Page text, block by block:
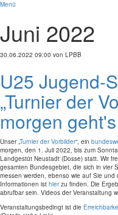
Menü
Juni 2022
30.06.2022 09:00 von LPBB
U25 Jugend-
„Turnier der
morgen
Unser „Turnier der Vorbilder“, ein
morgen, den 1. Juli 2022, bis zum
Landgestüt Neustadt (Dosse) statt. Wir
gesamten Bundesgebiet, die sich in vier
messen werden, ebenso wie auf Sie und
Informationen ist hierzu finden. Die
abrufbar sein. Videos der Veranstaltung
Veranstaltungsbedingt ist die